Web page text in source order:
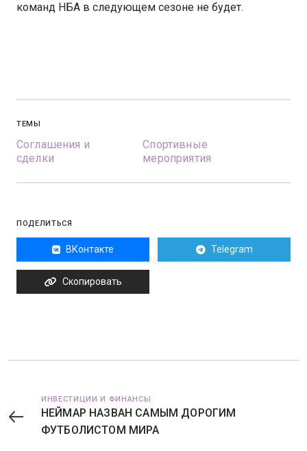
команд НБА в следующем сезоне не будет.
ТЕМЫ
Соглашения и
сделки
Спортивные
мероприятия
ПОДЕЛИТЬСЯ
ВКонтакте Telegram
Скопировать
ИНВЕСТИЦИИ И ФИНАНСЫ
НЕЙМАР НАЗВАН САМЫМ ДОРОГИМ
ФУТБОЛИСТОМ МИРА